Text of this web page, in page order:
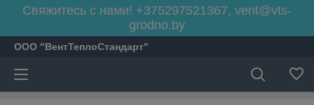
Свяжитесь с нами! +375297521367, vent@vts-
grodno.by
ООО "ВентТеплоСтандарт"